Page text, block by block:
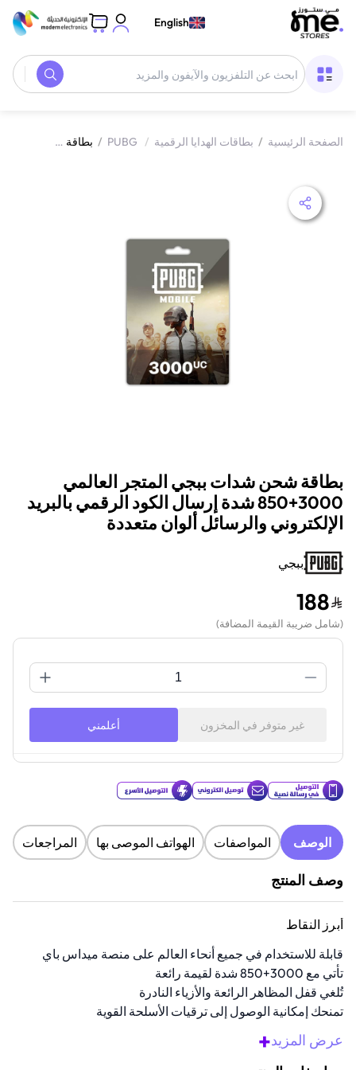
English
الصفحة الرئيسية / بطاقات الهدايا الرقمية /
PUBG
/ بطاقة شحن شدات ببجي المتجر العالمي 3000+850 شدة إرسال الكود الرقمي بالبريد الإلكتروني والرسائل ألوان متعددة
بطاقة شحن شدات ببجي المتجر العالمي
3000+850 شدة إرسال الكود الرقمي بالبريد
الإلكتروني والرسائل ألوان متعددة
ببجي
188
(شامل ضريبة القيمة المضافة)
غير متوفر في المخزون أعلمني
الوصف المواصفات الهواتف الموصى بها المراجعات
وصف المنتج
أبرز النقاط
قابلة للاستخدام في جميع أنحاء العالم على منصة ميداس باي
تأتي مع 3000+850 شدة لقيمة رائعة
تُلغي قفل المظاهر الرائعة والأزياء النادرة
تمنحك إمكانية الوصول إلى ترقيات الأسلحة القوية
توصيل سريع عبر البريد الإلكتروني والرسائل النصية القصيرة
عرض المزيد+